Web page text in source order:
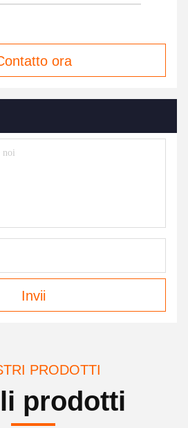
ora
Invii
PRODOTTI
prodotti